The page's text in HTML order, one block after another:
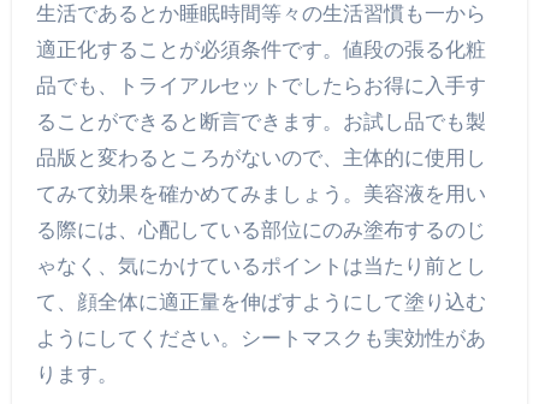
生活であるとか睡眠時間等々の生活習慣も一から
適正化することが必須条件です。値段の張る化粧
品でも、トライアルセットでしたらお得に入手す
ることができると断言できます。お試し品でも製
品版と変わるところがないので、主体的に使用し
てみて効果を確かめてみましょう。美容液を用い
る際には、心配している部位にのみ塗布するのじ
ゃなく、気にかけているポイントは当たり前とし
て、顔全体に適正量を伸ばすようにして塗り込む
ようにしてください。シートマスクも実効性があ
ります。